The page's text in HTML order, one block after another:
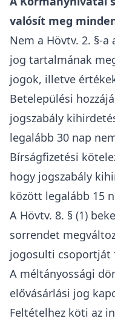
valósít meg
Nem a Hövtv. 2. §-
jog tartalmának
jogok, illetve
Betelepülési
jogszabály
legalább 30 nap
Bírságfizetési
hogy jogszabály
között legalább 15
A Hövtv. 8. § (1)
sorrendet
jogosulti csoportját
A méltányossági
elővásárlási jog
Feltételhez köti az